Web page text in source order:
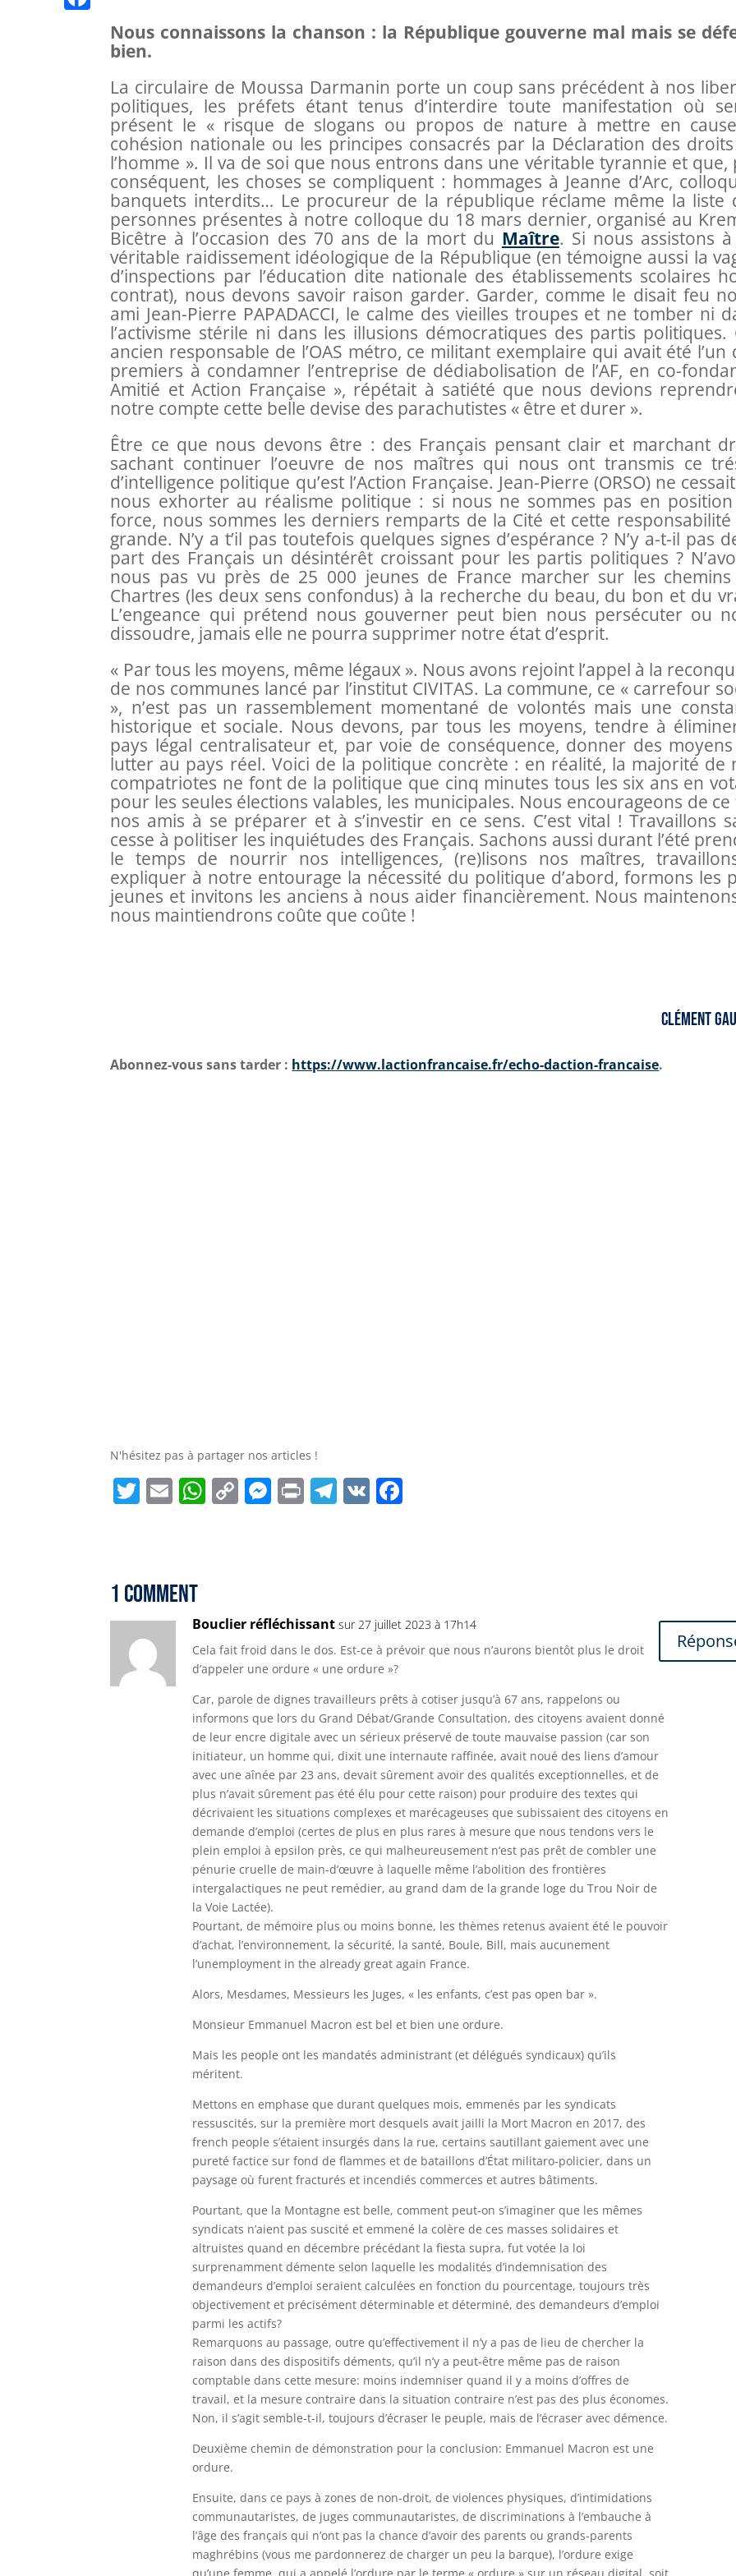
Nous connaissons la chanson : la République gouverne mal mais se
bien.
La circulaire de Moussa Darmanin porte un coup sans précédent à nos
politiques, les préfets étant tenus d’interdire toute manifestation où
présent le « risque de slogans ou propos de nature à mettre en
cohésion nationale ou les principes consacrés par la Déclaration des
l’homme ». Il va de soi que nous entrons dans une véritable tyrannie et que,
conséquent, les choses se compliquent : hommages à Jeanne d’Arc,
banquets interdits… Le procureur de la république réclame même la liste
personnes présentes à notre colloque du 18 mars dernier, organisé au
Bicêtre à l’occasion des 70 ans de la mort du Maître. Si nous assistons
véritable raidissement idéologique de la République (en témoigne aussi la
d’inspections par l’éducation dite nationale des établissements scolaires
contrat), nous devons savoir raison garder. Garder, comme le disait feu
ami Jean-Pierre PAPADACCI, le calme des vieilles troupes et ne tomber ni
l’activisme stérile ni dans les illusions démocratiques des partis politiques.
ancien responsable de l’OAS métro, ce militant exemplaire qui avait été l’un
premiers à condamner l’entreprise de dédiabolisation de l’AF, en co-
Amitié et Action Française », répétait à satiété que nous devions
notre compte cette belle devise des parachutistes « être et durer ».
Être ce que nous devons être : des Français pensant clair et marchant
sachant continuer l’oeuvre de nos maîtres qui nous ont transmis ce
d’intelligence politique qu’est l’Action Française. Jean-Pierre (ORSO) ne
nous exhorter au réalisme politique : si nous ne sommes pas en
force, nous sommes les derniers remparts de la Cité et cette responsabilité
grande. N’y a t’il pas toutefois quelques signes d’espérance ? N’y a-t-il pas
part des Français un désintérêt croissant pour les partis politiques ?
nous pas vu près de 25 000 jeunes de France marcher sur les
Chartres (les deux sens confondus) à la recherche du beau, du bon et du
L’engeance qui prétend nous gouverner peut bien nous persécuter ou
dissoudre, jamais elle ne pourra supprimer notre état d’esprit.
« Par tous les moyens, même légaux ». Nous avons rejoint l’appel à la
de nos communes lancé par l’institut CIVITAS. La commune, ce « carrefour
», n’est pas un rassemblement momentané de volontés mais une
historique et sociale. Nous devons, par tous les moyens, tendre à
pays légal centralisateur et, par voie de conséquence, donner des
lutter au pays réel. Voici de la politique concrète : en réalité, la majorité de
compatriotes ne font de la politique que cinq minutes tous les six ans en
pour les seules élections valables, les municipales. Nous encourageons de
nos amis à se préparer et à s’investir en ce sens. C’est vital ! Travaillons
cesse à politiser les inquiétudes des Français. Sachons aussi durant l’été
le temps de nourrir nos intelligences, (re)lisons nos maîtres,
expliquer à notre entourage la nécessité du politique d’abord, formons les
jeunes et invitons les anciens à nous aider financièrement. Nous
nous maintiendrons coûte que coûte !
Clément
Abonnez-vous sans tarder : https://www.lactionfrancaise.fr/echo-daction-francaise.
N'hésitez pas à partager nos articles !
T
e
r
E W
p
p
C
n
k
M
g
e
r
P T
a
m
V
o
o
1 Comment
Bouclier réfléchissant sur 27 juillet 2023 à 17h14
Cela fait froid dans le dos. Est-ce à prévoir que nous n’aurons bientôt plus le droit
d’appeler une ordure « une ordure »?
Car, parole de dignes travailleurs prêts à cotiser jusqu’à 67 ans, rappelons ou
informons que lors du Grand Débat/Grande Consultation, des citoyens avaient donné
de leur encre digitale avec un sérieux préservé de toute mauvaise passion (car son
initiateur, un homme qui, dixit une internaute raffinée, avait noué des liens d’amour
avec une aînée par 23 ans, devait sûrement avoir des qualités exceptionnelles, et de
plus n’avait sûrement pas été élu pour cette raison) pour produire des textes qui
décrivaient les situations complexes et marécageuses que subissaient des citoyens en
demande d’emploi (certes de plus en plus rares à mesure que nous tendons vers le
plein emploi à epsilon près, ce qui malheureusement n’est pas prêt de combler une
pénurie cruelle de main-d’œuvre à laquelle même l’abolition des frontières
intergalactiques ne peut remédier, au grand dam de la grande loge du Trou Noir de
la Voie Lactée).
Pourtant, de mémoire plus ou moins bonne, les thèmes retenus avaient été le pouvoir
d’achat, l’environnement, la sécurité, la santé, Boule, Bill, mais aucunement
l’unemployment in the already great again France.
Alors, Mesdames, Messieurs les Juges, « les enfants, c’est pas open bar ».
Monsieur Emmanuel Macron est bel et bien une ordure.
Mais les people ont les mandatés administrant (et délégués syndicaux) qu’ils
méritent.
Mettons en emphase que durant quelques mois, emmenés par les syndicats
ressuscités, sur la première mort desquels avait jailli la Mort Macron en 2017, des
french people s’étaient insurgés dans la rue, certains sautillant gaiement avec une
pureté factice sur fond de flammes et de bataillons d’État militaro-policier, dans un
paysage où furent fracturés et incendiés commerces et autres bâtiments.
Pourtant, que la Montagne est belle, comment peut-on s’imaginer que les mêmes
syndicats n’aient pas suscité et emmené la colère de ces masses solidaires et
altruistes quand en décembre précédant la fiesta supra, fut votée la loi
surprenamment démente selon laquelle les modalités d’indemnisation des
demandeurs d’emploi seraient calculées en fonction du pourcentage, toujours très
objectivement et précisément déterminable et déterminé, des demandeurs d’emploi
parmi les actifs?
Remarquons au passage, outre qu’effectivement il n’y a pas de lieu de chercher la
raison dans des dispositifs déments, qu’il n’y a peut-être même pas de raison
comptable dans cette mesure: moins indemniser quand il y a moins d’offres de
travail, et la mesure contraire dans la situation contraire n’est pas des plus économes.
Non, il s’agit semble-t-il, toujours d’écraser le peuple, mais de l’écraser avec démence.
Deuxième chemin de démonstration pour la conclusion: Emmanuel Macron est une
ordure.
Ensuite, dans ce pays à zones de non-droit, de violences physiques, d’intimidations
communautaristes, de juges communautaristes, de discriminations à l’embauche à
l’âge des français qui n’ont pas la chance d’avoir des parents ou grands-parents
maghrébins (vous me pardonnerez de charger un peu la barque), l’ordure exige
qu’une femme, qui a appelé l’ordure par le terme « ordure » sur un réseau digital, soit
p
l